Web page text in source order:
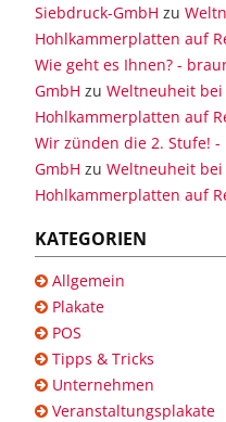
Siebdruck-GmbH zu
Hohlkammerplatten auf
Wie geht es Ihnen? -
GmbH zu Weltneuheit
Hohlkammerplatten auf
Wir zünden die 2. Stufe!
GmbH zu Weltneuheit
Hohlkammerplatten auf
KATEGORIEN
Allgemein
Plakate
POS
Tipps & Tricks
Unternehmen
Veranstaltungsplakate